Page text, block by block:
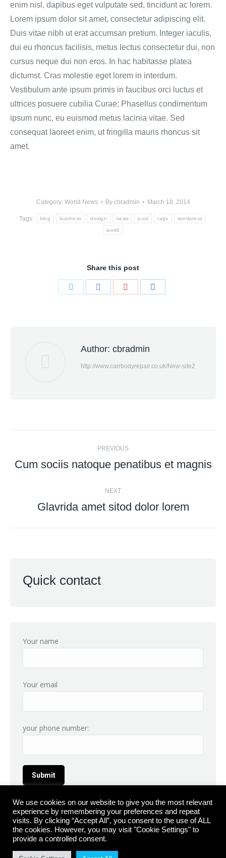
enim nisl, dapibus eget vulputate sed, tincidunt ac lorem.
Lorem ipsum dolor sit amet, consectetur adipiscing elit.
Duis vitae nibh ut erat accumsan pretium. Integer iaculis,
dui eu rhoncus facilisis, metus lectus consectetur dui, non
cursus neque dui non eros. In hac habitasse platea
dictumst. Cras molestie eget lorem in interdum.
Vestibulum ante ipsum primis in faucibus orci luctus et
ultrices posuere cubilia Curae; Phasellus condimentum
ipsum nunc, eu euismod metus lacinia vitae. Sed
consequat laoreet enim, ut fringilla mauris rhoncus sit
amet.
Category: World News By cbradmin March 18, 2014
Tags: blog business design news post tags wordpress
world
Share this post
Author: cbradmin
http://www.carrbodyrepair.co.uk/New-site2
navigation
PREVIOUS
Previous
Cum sociis natoque penatibus et magnis
NEXT
Next
Glavrida amet sitod dolor lorem
Quick contact
Your name
Your email
your phone number:
We use cookies on our website to give you the most relevant
experience by remembering your preferences and repeat
visits. By clicking “Accept All”, you consent to the use of ALL
the cookies. However, you may visit "Cookie Settings" to
provide a controlled consent.